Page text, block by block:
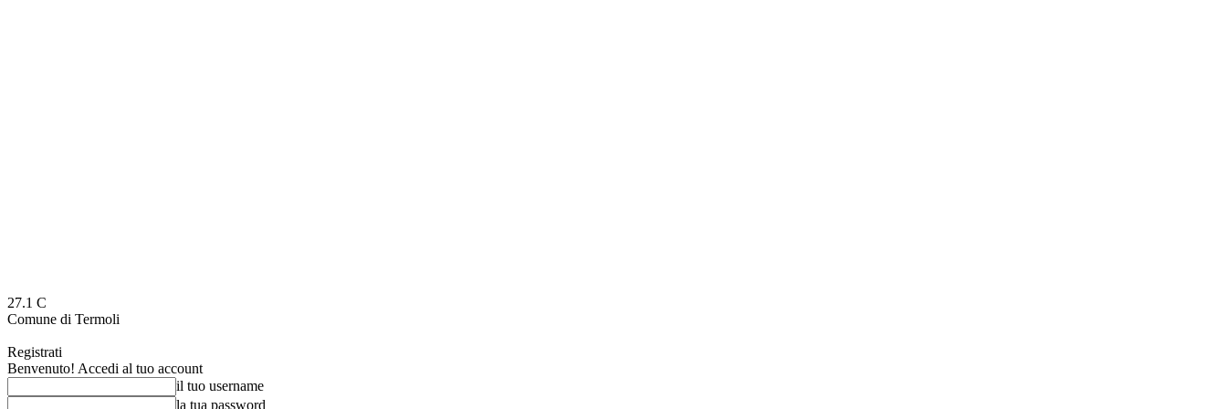
27.1 C
Comune di Termoli
Registrati
Benvenuto! Accedi al tuo account
il tuo username
la tua password